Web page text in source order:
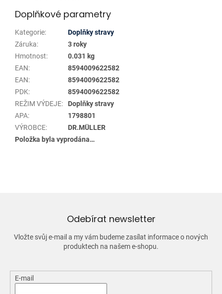
Doplňkové parametry
Kategorie:
Doplňky stravy
Záruka:
3 roky
Hmotnost:
0.031 kg
EAN:
8594009622582
EAN:
8594009622582
PDK:
8594009622582
REŽIM VÝDEJE:
Doplňky stravy
APA:
1798801
VÝROBCE:
DR.MÜLLER
Položka byla vyprodána…
Odebírat newsletter
Vložte svůj e-mail a my vám budeme zasílat informace o nových
produktech na našem e-shopu.
E-mail